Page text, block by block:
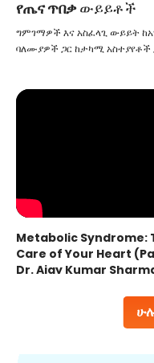
የጤና ጥበቃውይይቶች
ግምገማዎች እና አስፈላጊ ውይይት
ባለሙያዎች ጋር ከታካሚ አስተያየቶች
Metabolic Syndrome:
Care of Your Heart
Dr. Ajay Kumar